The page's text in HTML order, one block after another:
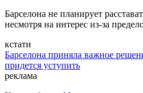
Барселона не планирует
несмотря на интерес из-за
кстати
Барселона приняла важное
придется уступить
реклама